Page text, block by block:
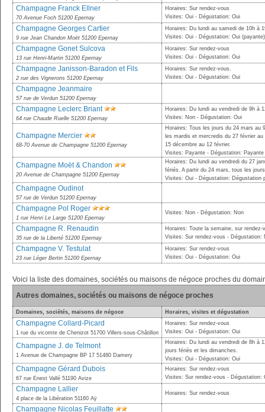
Champagne Franck Ellner
70 Avenue Foch 51200 Epernay
Horaires: Sur rendez-vous
Visites: Oui - Dégustation: Oui
Champagne Georges Cartier
9 rue Jean Chandon Moët 51200 Epernay
Horaires: Du lundi au samedi de 10h à
Visites: Oui - Dégustation: Oui (payante)
Champagne Gonet Sulcova
13 rue Henri-Martin 51200 Epernay
Horaires: Sur rendez-vous
Visites: Oui - Dégustation: Oui
Champagne Janisson-Baradon et Fils
2 rue des Vignerons 51200 Epernay
Horaires: Sur rendez-vous.
Visites: Oui - Dégustation: Oui
Champagne Jeanmaire
57 rue de Verdun 51200 Epernay
Champagne Leclerc Briant
64 rue Chaude Ruelle 51200 Epernay
Horaires: Du lundi au vendredi de 9h à
Visites: Non - Dégustation: Oui
Champagne Mercier
68-70 Avenue de Champagne 51200 Epernay
Horaires: Tous les jours du 24 mars au
les mardis et mercredis du 27 février
15 décembre au 12 février.
Visites: Payante - Dégustation: Payante
Champagne Moët & Chandon
20 Avenue de Champagne 51200 Epernay
Horaires: Du lundi au vendredi du 27
fériés. A partir du 24 mars, tous les
Visites: Oui - Dégustation: Dégustation
Champagne Oudinot
57 rue de Verdun 51200 Epernay
Champagne Pol Roger
1 rue Henri Le Large 51200 Epernay
Visites: Non - Dégustation: Non
Champagne R. Renaudin
35 rue de la Liberté 51200 Epernay
Horaires: Toute la semaine, sur rendez-
Visites: Sur rendez-vous - Dégustation:
Champagne V. Testulat
23 rue Léger Bertin 51200 Epernay
Horaires: Sur rendez-vous
Visites: Oui - Dégustation: Oui
Voici la liste des domaines, sociétés ou maisons de négoce proches du
Autres domaines, sociétés ou maisons de négoce proches
Domaines, sociétés, maisons de négoce Horaires, visites et dégustation
Champagne Collard-Picard
1 rue du vicomte de Chenizot 51700 Villers-sous-Châtillon
Horaires: Sur rendez-vous
Visites: Oui - Dégustation: Oui
Champagne J. de Telmont
1 Avenue de Champagne BP 17 51480 Damery
Horaires: Du lundi au vendredi de 8h à
jours fériés et les dimanches.
Visites: Oui - Dégustation: Oui
Champagne Gérard Dubois
67 rue Enest Vallé 51190 Avize
Horaires: Sur rendez-vous
Visites: Sur rendez-vous - Dégustation:
Champagne Lallier
4 place de la Libération 51160 Aÿ
Horaires: Sur rendez-vous
Champagne Nicolas Feuillatte